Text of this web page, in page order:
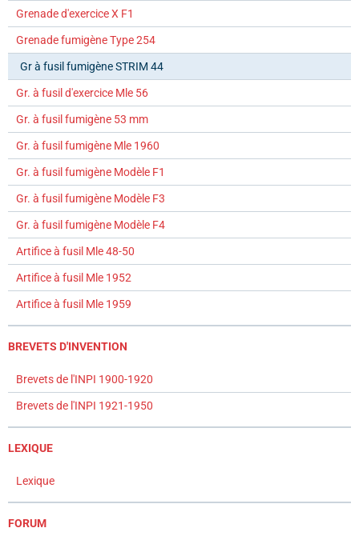
Grenade d'exercice X F1
Grenade fumigène Type 254
Gr à fusil fumigène STRIM 44
Gr. à fusil d'exercice Mle 56
Gr. à fusil fumigène 53 mm
Gr. à fusil fumigène Mle 1960
Gr. à fusil fumigène Modèle F1
Gr. à fusil fumigène Modèle F3
Gr. à fusil fumigène Modèle F4
Artifice à fusil Mle 48-50
Artifice à fusil Mle 1952
Artifice à fusil Mle 1959
BREVETS D'INVENTION
Brevets de l'INPI 1900-1920
Brevets de l'INPI 1921-1950
LEXIQUE
Lexique
FORUM